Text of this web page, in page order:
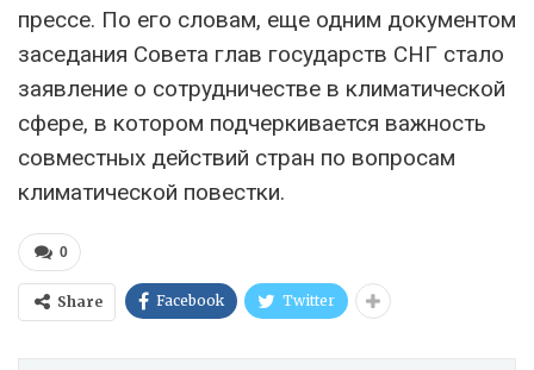
прессе. По его словам, еще одним документом
заседания Совета глав государств СНГ стало
заявление о сотрудничестве в климатической
сфере, в котором подчеркивается важность
совместных действий стран по вопросам
климатической повестки.
0
Share Facebook Twitter